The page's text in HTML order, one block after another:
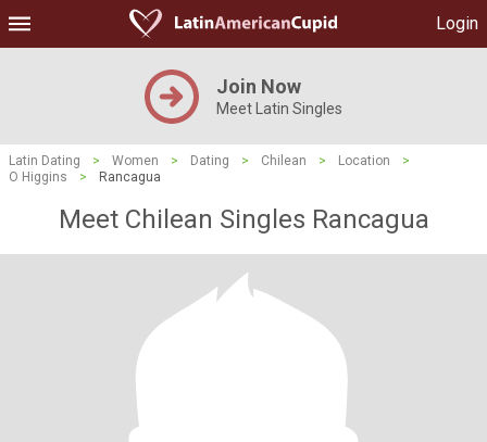
Login
Join Now
Meet Latin Singles
Latin Dating > Women > Dating > Chilean > Location
>
O Higgins
> Rancagua
Meet Chilean Singles Rancagua